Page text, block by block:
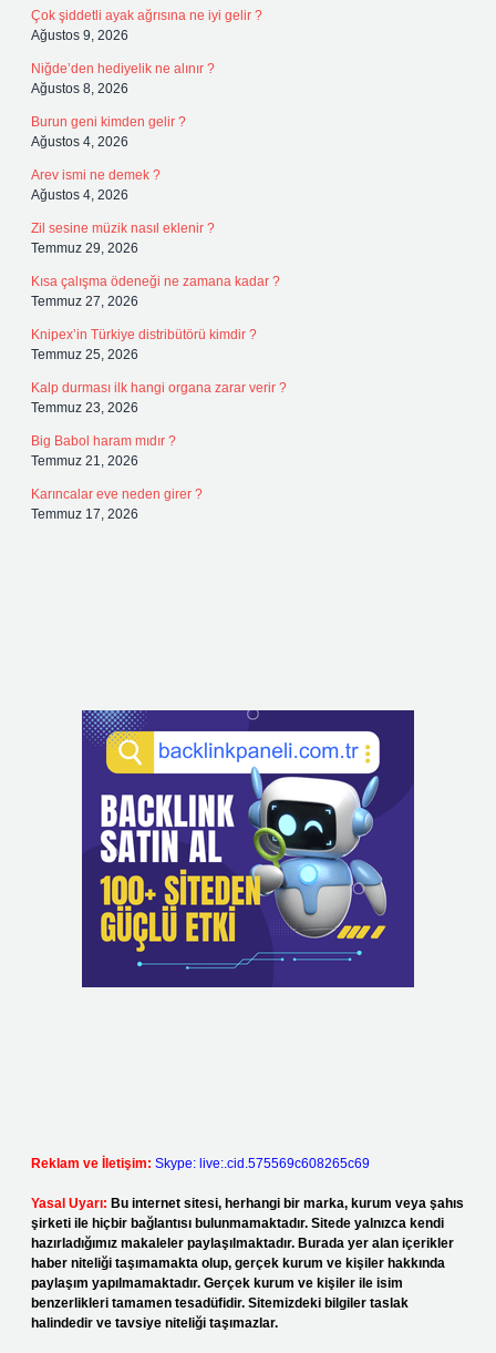
Çok şiddetli ayak ağrısına ne iyi gelir ?
Ağustos 9, 2026
Niğde’den hediyelik ne alınır ?
Ağustos 8, 2026
Burun geni kimden gelir ?
Ağustos 4, 2026
Arev ismi ne demek ?
Ağustos 4, 2026
Zil sesine müzik nasıl eklenir ?
Temmuz 29, 2026
Kısa çalışma ödeneği ne zamana kadar ?
Temmuz 27, 2026
Knipex’in Türkiye distribütörü kimdir ?
Temmuz 25, 2026
Kalp durması ilk hangi organa zarar verir ?
Temmuz 23, 2026
Big Babol haram mıdır ?
Temmuz 21, 2026
Karıncalar eve neden girer ?
Temmuz 17, 2026
Reklam ve İletişim: Skype: live:.cid.575569c608265c69
Yasal Uyarı: Bu internet sitesi, herhangi bir marka, kurum veya şahıs
şirketi ile hiçbir bağlantısı bulunmamaktadır. Sitede yalnızca kendi
hazırladığımız makaleler paylaşılmaktadır. Burada yer alan içerikler
haber niteliği taşımamakta olup, gerçek kurum ve kişiler hakkında
paylaşım yapılmamaktadır. Gerçek kurum ve kişiler ile isim
benzerlikleri tamamen tesadüfidir. Sitemizdeki bilgiler taslak
halindedir ve tavsiye niteliği taşımazlar.